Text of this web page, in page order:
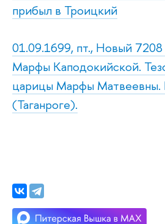
прибыл в Троицкий
01.09.1699, пт., Новый
Марфы Каподокийской.
царицы Марфы Матвеевны.
(Таганроге).